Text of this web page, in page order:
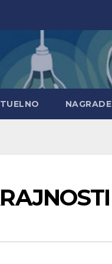
NAGRADE